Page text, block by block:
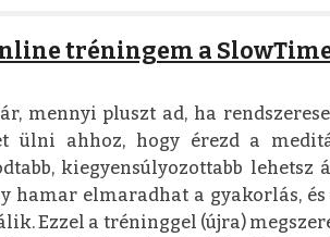
tréningem a
mennyi pluszt ad, ha
ülni ahhoz, hogy érezd a
kiegyensúlyozottabb lehetsz
hamar elmaradhat a gyakorlás,
Ezzel a tréninggel (újra)